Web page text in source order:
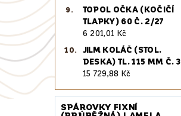
TOPOL OČKA (KOČIČÍ
TLAPKY) 60 Č. 2/27
6 201,01 Kč
JILM KOLÁČ (STOL.
DESKA) TL. 115 MM Č. 3
15 729,88 Kč
SPÁROVKY FIXNÍ